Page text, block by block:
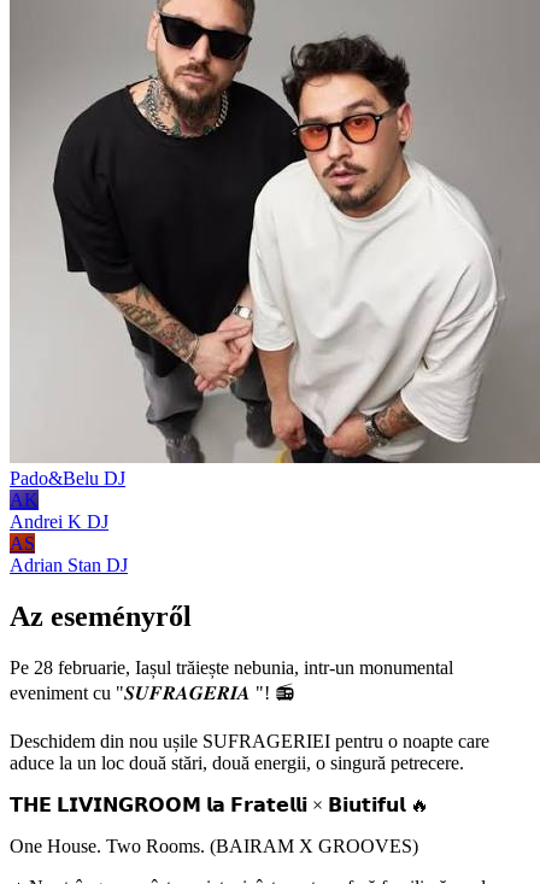
Pado&Belu DJ
AK
Andrei K DJ
AS
Adrian Stan DJ
Az eseményről
Pe 28 februarie, Iașul trăiește nebunia, intr-un monumental
eveniment cu "𝑺𝑼𝑭𝑹𝑨𝑮𝑬𝑹𝑰𝑨 "! 📻
Deschidem din nou ușile SUFRAGERIEI pentru o noapte care
aduce la un loc două stări, două energii, o singură petrecere.
𝗧𝗛𝗘 𝗟𝗜𝗩𝗜𝗡𝗚𝗥𝗢𝗢𝗠 𝗹𝗮 𝗙𝗿𝗮𝘁𝗲𝗹𝗹𝗶 × 𝗕𝗶𝘂𝘁𝗶𝗳𝘂𝗹 🔥
One House. Two Rooms. (BAIRAM X GROOVES)